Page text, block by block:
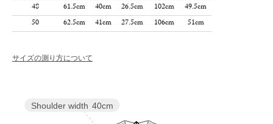
48
61.5cm 40cm 26.5cm 102cm
49.5cm
50
62.5cm 41cm 27.5cm 106cm 51cm
サイズの測り方について
Shoulder width 40cm